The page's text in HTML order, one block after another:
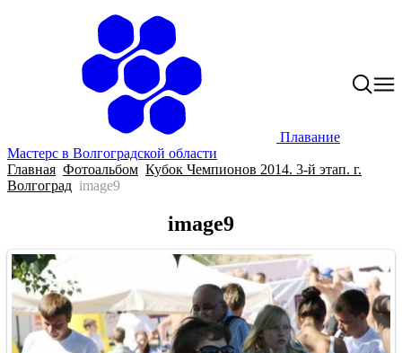
Плавание
Мастерс в Волгоградской области
Главная Фотоальбом Кубок Чемпионов 2014. 3-й этап. г.
Волгоград image9
image9